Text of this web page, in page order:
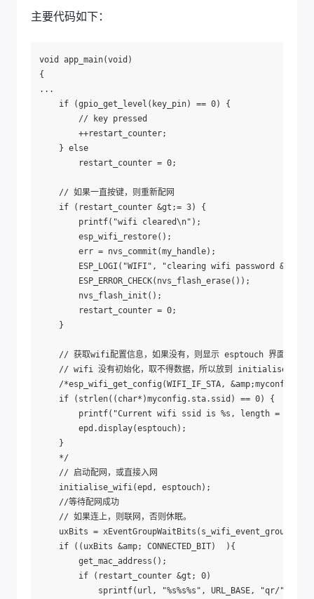
主要代码如下：
void app_main(void)
{
...
if (gpio_get_level(key_pin) == 0) {
// key pressed
++restart_counter;
} else
restart_counter = 0;
// 如果一直按键，则重新配网
if (restart_counter &gt;= 3) {
printf("wifi cleared\n");
esp_wifi_restore();
err = nvs_commit(my_handle);
ESP_LOGI("WIFI", "clearing wifi password &amp;
ESP_ERROR_CHECK(nvs_flash_erase());
nvs_flash_init();
restart_counter = 0;
}
    // 获取wifi配置信息，如果没有，则显示 esptouch 界面
// wifi 没有初始化，取不得数据，所以放到 initialise_wifi
/*esp_wifi_get_config(WIFI_IF_STA, &amp;myconfig);
if (strlen((char*)myconfig.sta.ssid) == 0) {
printf("Current wifi ssid is %s, length = %d\n",
epd.display(esptouch);
}
*/
// 启动配网，或直接入网
initialise_wifi(epd, esptouch);
//等待配网成功
// 如果连上，则联网，否则休眠。
uxBits = xEventGroupWaitBits(s_wifi_event_group,
if ((uxBits &amp; CONNECTED_BIT)  ){
get_mac_address();
if (restart_counter &gt; 0)
sprintf(url, "%s%s%s", URL_BASE, "qr/",